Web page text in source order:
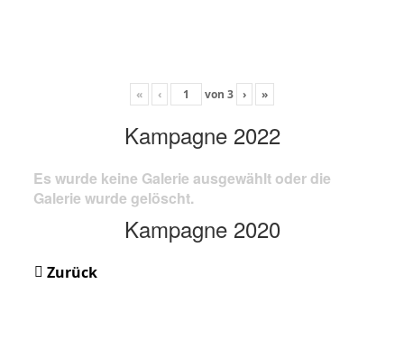
« ‹ von 3 › »
Kampagne 2022
Es wurde keine Galerie ausgewählt oder die
Galerie wurde gelöscht.
Kampagne 2020
Zurück